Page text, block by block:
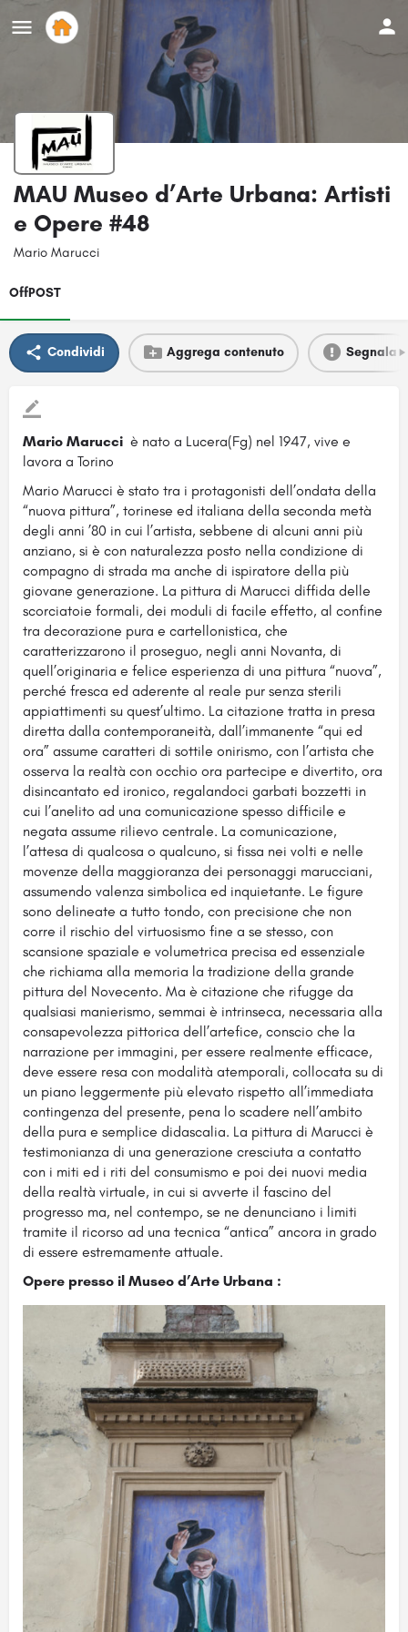
MAU Museo d’Arte Urbana: Artisti
e Opere #48
Mario Marucci
OffPOST
Condividi Aggrega contenuto Segnala
Mario Marucci è nato a Lucera(Fg) nel 1947, vive e
lavora a Torino
Mario Marucci è stato tra i protagonisti dell’ondata della
“nuova pittura”, torinese ed italiana della seconda metà
degli anni ’80 in cui l’artista, sebbene di alcuni anni più
anziano, si è con naturalezza posto nella condizione di
compagno di strada ma anche di ispiratore della più
giovane generazione. La pittura di Marucci diffida delle
scorciatoie formali, dei moduli di facile effetto, al confine
tra decorazione pura e cartellonistica, che
caratterizzarono il proseguo, negli anni Novanta, di
quell’originaria e felice esperienza di una pittura “nuova”,
perché fresca ed aderente al reale pur senza sterili
appiattimenti su quest’ultimo. La citazione tratta in presa
diretta dalla contemporaneità, dall’immanente “qui ed
ora” assume caratteri di sottile onirismo, con l’artista che
osserva la realtà con occhio ora partecipe e divertito, ora
disincantato ed ironico, regalandoci garbati bozzetti in
cui l’anelito ad una comunicazione spesso difficile e
negata assume rilievo centrale. La comunicazione,
l’attesa di qualcosa o qualcuno, si fissa nei volti e nelle
movenze della maggioranza dei personaggi marucciani,
assumendo valenza simbolica ed inquietante. Le figure
sono delineate a tutto tondo, con precisione che non
corre il rischio del virtuosismo fine a se stesso, con
scansione spaziale e volumetrica precisa ed essenziale
che richiama alla memoria la tradizione della grande
pittura del Novecento. Ma è citazione che rifugge da
qualsiasi manierismo, semmai è intrinseca, necessaria alla
consapevolezza pittorica dell’artefice, conscio che la
narrazione per immagini, per essere realmente efficace,
deve essere resa con modalità atemporali, collocata su di
un piano leggermente più elevato rispetto all’immediata
contingenza del presente, pena lo scadere nell’ambito
della pura e semplice didascalia. La pittura di Marucci è
testimonianza di una generazione cresciuta a contatto
con i miti ed i riti del consumismo e poi dei nuovi media
della realtà virtuale, in cui si avverte il fascino del
progresso ma, nel contempo, se ne denunciano i limiti
tramite il ricorso ad una tecnica “antica” ancora in grado
di essere estremamente attuale.
Opere presso il Museo d’Arte Urbana :